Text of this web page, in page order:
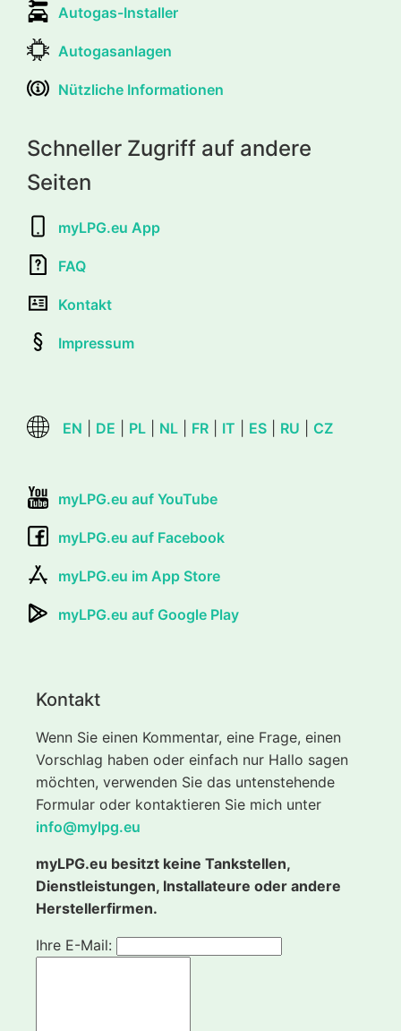
Autogas-Installer
Autogasanlagen
Nützliche Informationen
Schneller Zugriff auf andere
Seiten
myLPG.eu App
FAQ
Kontakt
Impressum
EN DE PL NL FR IT ES RU CZ
myLPG.eu auf YouTube
myLPG.eu auf Facebook
myLPG.eu im App Store
myLPG.eu auf Google Play
Kontakt
Wenn Sie einen Kommentar, eine Frage, einen
Vorschlag haben oder einfach nur Hallo sagen
möchten, verwenden Sie das untenstehende
Formular oder kontaktieren Sie mich unter
info@mylpg.eu
myLPG.eu besitzt keine Tankstellen,
Dienstleistungen, Installateure oder andere
Herstellerfirmen.
Ihre E-Mail: